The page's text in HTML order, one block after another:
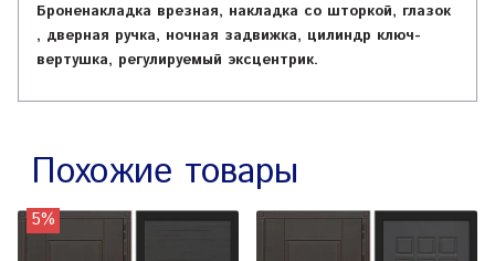
Броненакладка врезная, накладка со шторкой, глазок
, дверная ручка, ночная задвижка, цилиндр ключ-
вертушка, регулируемый эксцентрик.
Похожие товары
5%